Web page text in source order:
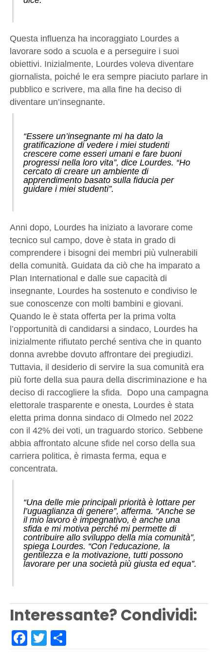
Questa influenza ha incoraggiato Lourdes a
lavorare sodo a scuola e a perseguire i suoi
obiettivi. Inizialmente, Lourdes voleva diventare
giornalista, poiché le era sempre piaciuto parlare in
pubblico e scrivere, ma alla fine ha deciso di
diventare un’insegnante.
“Essere un’insegnante mi ha dato la
gratificazione di vedere i miei studenti
crescere come esseri umani e fare buoni
progressi nella loro vita”, dice Lourdes. “Ho
cercato di creare un ambiente di
apprendimento basato sulla fiducia per
guidare i miei studenti”.
Anni dopo, Lourdes ha iniziato a lavorare come
tecnico sul campo, dove è stata in grado di
comprendere i bisogni dei membri più vulnerabili
della comunità. Guidata da ciò che ha imparato a
Plan International e dalle sue capacità di
insegnante, Lourdes ha sostenuto e condiviso le
sue conoscenze con molti bambini e giovani.
Quando le è stata offerta per la prima volta
l’opportunità di candidarsi a sindaco, Lourdes ha
inizialmente rifiutato perché sentiva che in quanto
donna avrebbe dovuto affrontare dei pregiudizi.
Tuttavia, il desiderio di servire la sua comunità era
più forte della sua paura della discriminazione e ha
deciso di raccogliere la sfida. Dopo una campagna
elettorale trasparente e onesta, Lourdes è stata
eletta prima donna sindaco di Olmedo nel 2022
con il 42% dei voti, un traguardo storico. Sebbene
abbia affrontato alcune sfide nel corso della sua
carriera politica, è rimasta ferma, equa e
concentrata.
“Una delle mie principali priorità è lottare per
l’uguaglianza di genere”, afferma. “Anche se
il mio lavoro è impegnativo, è anche una
sfida e mi motiva perché mi permette di
contribuire allo sviluppo della mia comunità”,
spiega Lourdes. “Con l’educazione, la
gentilezza e la motivazione, tutti possono
lavorare per una società più giusta ed equa”.
Interessante? Condividi:
Facebook
Twitter